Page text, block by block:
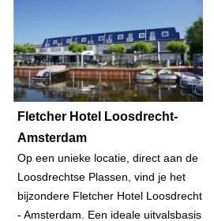
Fletcher Hotel Loosdrecht-
Amsterdam
Op een unieke locatie, direct aan de
Loosdrechtse Plassen, vind je het
bijzondere Fletcher Hotel Loosdrecht
- Amsterdam. Een ideale uitvalsbasis